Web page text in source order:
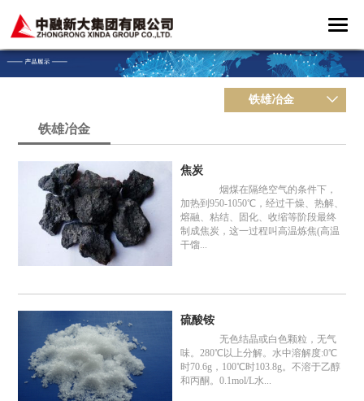
铁雄冶金
铁雄冶金
焦炭
烟煤在隔绝空气的条件下，
加热到950-1050℃，经过干燥、热解、
熔融、粘结、固化、收缩等阶段最终
制成焦炭，这一过程叫高温炼焦(高温
干馏...
硫酸铵
无色结晶或白色颗粒，无气
味。280℃以上分解。水中溶解度:0℃
时70.6g，100℃时103.8g。不溶于乙醇
和丙酮。0.1mol/L水...